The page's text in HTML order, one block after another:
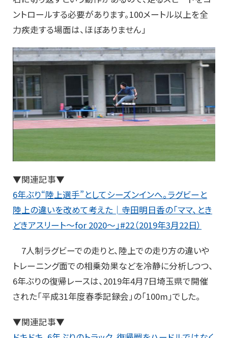
ントロールする必要があります。100メートル以上を全
力疾走する場面は、ほぼありません」
▼関連記事▼
6年ぶり“陸上選手”としてシーズンインへ。ラグビーと
陸上の違いを改めて考えた│寺田明日香の「ママ、とき
どきアスリート～for 2020～」#22（2019年3月22日）
7人制ラグビーでの走りと、陸上での走り方の違いや
トレーニング面での相乗効果などを冷静に分析しつつ、
6年ぶりの復帰レースは、2019年4月7日埼玉県で開催
された「平成31年度春季記録会」の「100m」でした。
▼関連記事▼